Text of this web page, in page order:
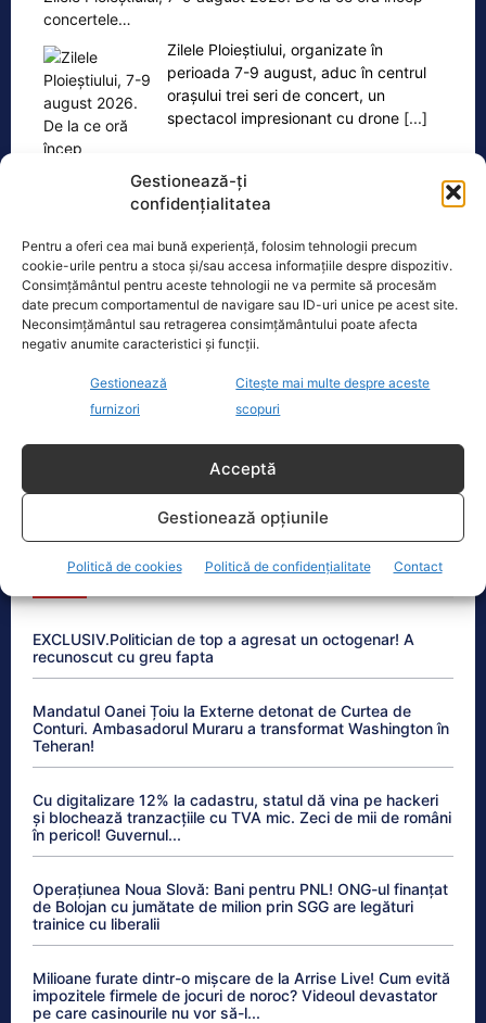
Gestionează-ți
confidențialitatea
Pentru a oferi cea mai bună experiență, folosim tehnologii precum
cookie-urile pentru a stoca și/sau accesa informațiile despre dispozitiv.
Consimțământul pentru aceste tehnologii ne va permite să procesăm
date precum comportamentul de navigare sau ID-uri unice pe acest site.
Neconsimțământul sau retragerea consimțământului poate afecta
negativ anumite caracteristici și funcții.
Gestionează
furnizori
Citește mai multe despre aceste
scopuri
Acceptă
Gestionează opțiunile
Politică de cookies Politică de confidențialitate Contact
concertele…
Zilele Ploieștiului, organizate în
perioada 7-9 august, aduc în centrul
orașului trei seri de concert, un
spectacol impresionant cu drone [...]
Ultimele știri
Proiectul de la Doicești în impas. Șefii NuScale vin la
București pentru negocieri cu Bolojan
Seceta severă afectează nordul României. Stații
hidrologice cu debit zero
Rheinmetall își ajustează estimările de vânzări după
anularea unui contract. Divizia navală va resimți
Anchetele Lumea Politică
EXCLUSIV.Politician de top a agresat un octogenar! A
recunoscut cu greu fapta
Mandatul Oanei Țoiu la Externe detonat de Curtea de
Conturi. Ambasadorul Muraru a transformat Washington în
Teheran!
Cu digitalizare 12% la cadastru, statul dă vina pe hackeri
și blochează tranzacțiile cu TVA mic. Zeci de mii de români
în pericol! Guvernul...
Operațiunea Noua Slovă: Bani pentru PNL! ONG-ul finanțat
de Bolojan cu jumătate de milion prin SGG are legături
trainice cu liberalii
Milioane furate dintr-o mișcare de la Arrise Live! Cum evită
impozitele firmele de jocuri de noroc? Videoul devastator
pe care casinourile nu vor să-l...